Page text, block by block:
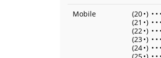
Mobile
(20•) • •
(21 •) • •
(22•) • •
(23•) • •
(24•) • •